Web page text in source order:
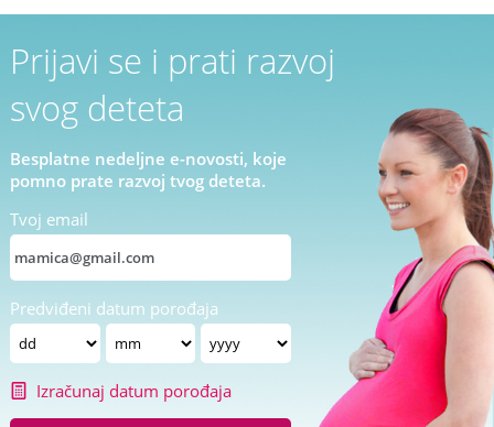
Prijavi se i prati razvoj
svog deteta
Besplatne nedeljne e-novosti, koje
pomno prate razvoj tvog deteta.
Tvoj email
Predviđeni datum porođaja
Izračunaj datum porođaja